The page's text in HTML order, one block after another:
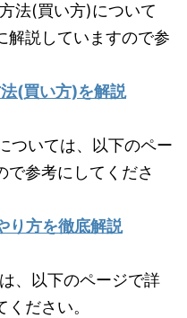
法(買い方)について
解説していますので参
(買い方)を解説
ついては、以下のペー
で参考にしてくださ
り方を徹底解説
、以下のページで詳
ださい。